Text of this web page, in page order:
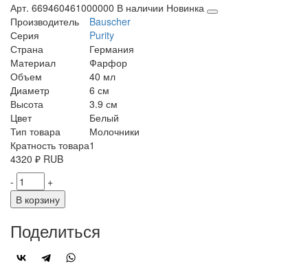
Арт. 669460461000000 В наличии Новинка
Производитель
Bauscher
Серия
Purity
Страна
Германия
Материал
Фарфор
Объем
40 мл
Диаметр
6 см
Высота
3.9 см
Цвет
Белый
Тип товара
Молочники
Кратность товара1
4320 ₽ RUB
-
+
В корзину
Поделиться